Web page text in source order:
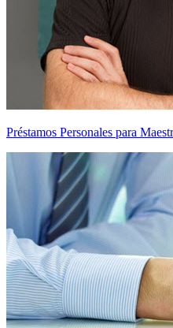
Préstamos Personales para